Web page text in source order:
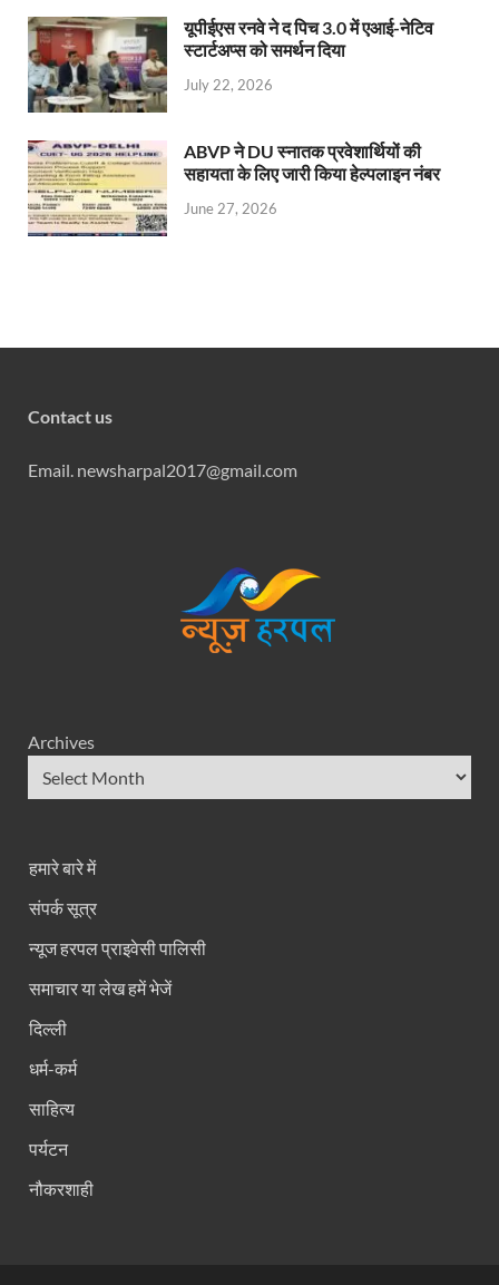
यूपीईएस रनवे ने द पिच 3.0 में एआई-नेटिव
स्टार्टअप्स को समर्थन दिया
July 22, 2026
ABVP ने DU स्नातक प्रवेशार्थियों की
सहायता के लिए जारी किया हेल्पलाइन नंबर
June 27, 2026
Contact us
Email. newsharpal2017@gmail.com
Archives
हमारे बारे में
संपर्क सूत्र
न्यूज हरपल प्राइवेसी पालिसी
समाचार या लेख हमें भेजें
दिल्ली
धर्म-कर्म
साहित्य
पर्यटन
नौकरशाही